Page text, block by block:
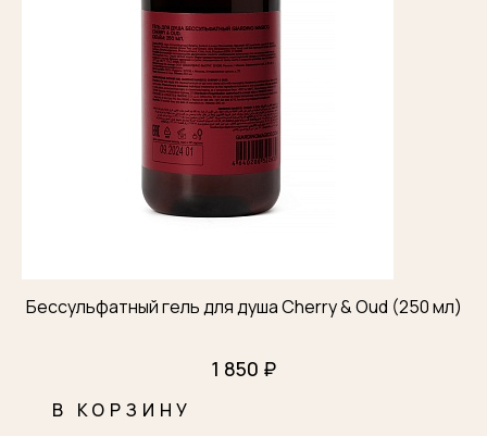
Бессульфатный гель для душа Cherry & Oud (250 мл)
1 850 ₽
В КОРЗИНУ